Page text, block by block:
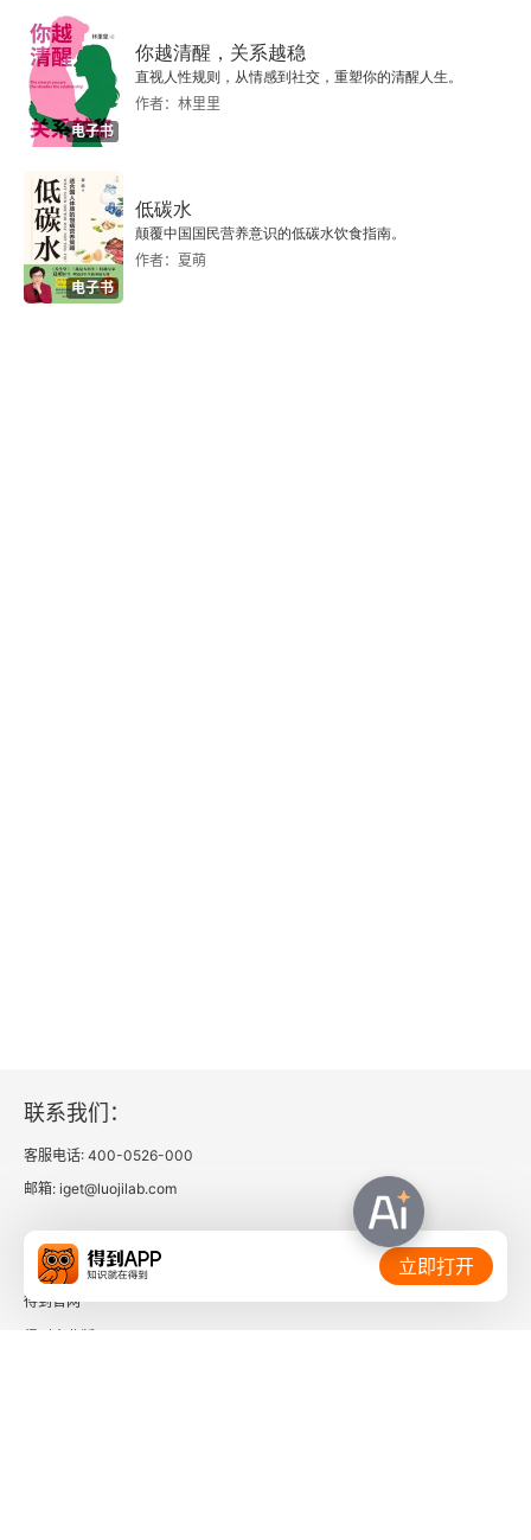
极为谨慎地对待重写项目
不要在马拉松比赛的半程冲刺
第三部分 构建长期价值
8 权衡质量与务实
设计好的入职流程
共享代码所有权
通过事后复盘汇聚集体智慧
建设卓越的工程师文化
电子书
你越清醒，关系越稳
直视人性规则，从情感到社交，重塑你的清醒人生。
作者：林里里
电子书
低碳水
颠覆中国国民营养意识的低碳水饮食指南。
作者：夏萌
联系我们：
客服电话: 400-0526-000
邮箱: iget@luojilab.com
相关链接：
得到官网
立即打开